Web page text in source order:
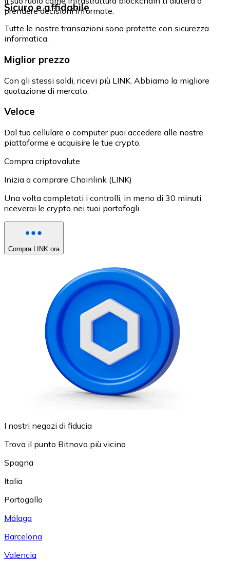
prendere decisioni informate.
Sicuro e affidabile
Tutte le nostre transazioni sono protette con sicurezza
informatica.
Miglior prezzo
Con gli stessi soldi, ricevi più LINK. Abbiamo la migliore
quotazione di mercato.
Veloce
Dal tuo cellulare o computer puoi accedere alle nostre
piattaforme e acquisire le tue crypto.
Compra criptovalute
Inizia a comprare Chainlink (LINK)
Una volta completati i controlli, in meno di 30 minuti
riceverai le crypto nei tuoi portafogli.
Compra LINK ora
I nostri negozi di fiducia
Trova il punto Bitnovo più vicino
Spagna
Italia
Portogallo
Málaga
Barcelona
Valencia